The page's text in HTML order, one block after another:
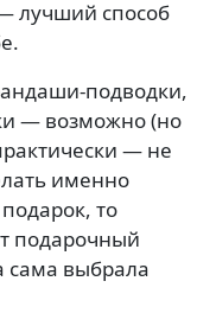
лучший способ
подводки,
— возможно (но
— не
именно
то
подарочный
сама выбрала